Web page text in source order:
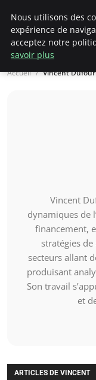
LECFCM
Accueil Vincent Dufour
Vincent
dynamiques de
financement,
stratégies
secteurs allant
produisant
Son travail
et
ARTICLES DE VINCENT
Nous utilisons des
expérience de
acceptez notre
savoir plus